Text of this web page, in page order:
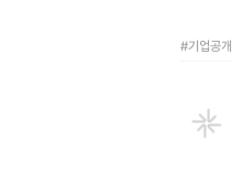
#기업공개